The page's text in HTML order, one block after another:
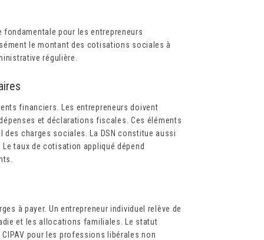
pour les entrepreneurs
le montant des cotisations sociales à
régulière.
financiers. Les entrepreneurs doivent
et déclarations fiscales. Ces éléments
charges sociales. La DSN constitue aussi
taux de cotisation appliqué dépend
à payer. Un entrepreneur individuel relève de
et les allocations familiales. Le statut
pour les professions libérales non